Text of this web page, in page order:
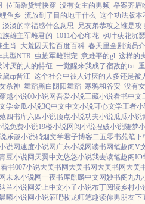
位面杂货铺快穿 没有女主的男频 举案齐眉
鱼乡 流放到了目的地干什么 这个功法版本
淡淡的幸福感什么意思 兄友弟恭攻之谁是攻
族雄主军雌君的 1011心心印花 枫叶荻花沉
生肖 大荒囚天指百度百科 春天里全剧演员
典型NTR 虫族军雌甜宠 意难平的gl 这样的
讨厌的人的特征 一觉醒来我成了宿敌的txt
黛cp晋江 这个社会中被人讨厌的人多还是被
杀神 舞蹈黑白阴阳舞蹈 寒鸦和谷安 没有
穿越小说00小说网吾爱小说三藏小说看书中文
学金瓜小说3Q中文中文小说可心文学王者
四书库六四小说顶点小说功夫小说瓜瓜小说
说免费小说19楼小说网阅小说捏破小说随梦
乐趣小说硝烟文学君子博客二五零书苑笔下
说网速度小说网 广东小说网读书网笔趣阁V
豆小说网 天翼中文悠悠小说我去读笔趣阁IO
书007小说大美书网 大美书网 大美书网 大美
未来小说网一夜书库麒麟中文网妙书阁 九九
兰小说网爱上中文小子小说布丁阅读乡村小
晨曦小说网小说酒吧牧龙师笔趣读你男朋友下